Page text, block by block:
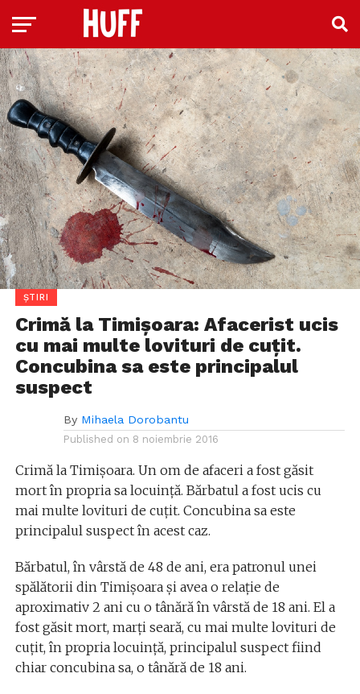
ȘTIRI
Crimă la Timișoara: Afacerist ucis
cu mai multe lovituri de cuțit.
Concubina sa este principalul
suspect
By Mihaela Dorobantu
Published on 8 noiembrie 2016
Crimă la Timișoara. Un om de afaceri a fost găsit
mort în propria sa locuință. Bărbatul a fost ucis cu
mai multe lovituri de cuțit. Concubina sa este
principalul suspect în acest caz.
Bărbatul, în vârstă de 48 de ani, era patronul unei
spălătorii din Timișoara și avea o relație de
aproximativ 2 ani cu o tânără în vârstă de 18 ani. El a
fost găsit mort, marţi seară, cu mai multe lovituri de
cuţit, în propria locuinţă, principalul suspect fiind
chiar concubina sa, o tânără de 18 ani.